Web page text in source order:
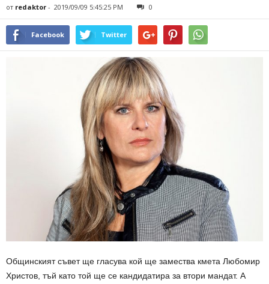
от redaktor - 2019/09/09 5:45:25 PM 0
Facebook Twitter
Общинският съвет ще гласува кой ще замества кмета Любомир
Христов, тъй като той ще се кандидатира за втори мандат. А